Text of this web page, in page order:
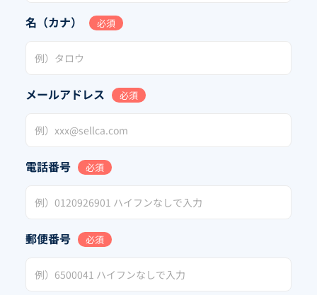
名（カナ） 必須
メールアドレス 必須
電話番号 必須
郵便番号 必須